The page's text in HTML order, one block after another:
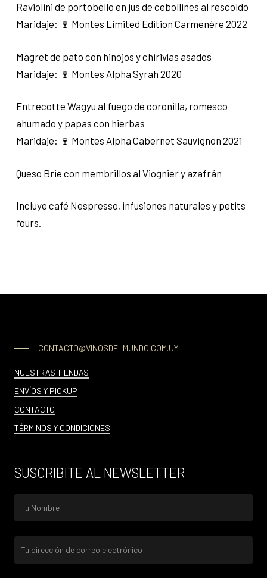
Raviolini de portobello en jus de cebollines al rescoldo
Maridaje: 🍷 Montes Limited Edition Carmenère 2022
Magret de pato con hinojos y chirivías asados
Maridaje: 🍷 Montes Alpha Syrah 2020
Entrecotte Wagyu al fuego de coronilla, romesco
ahumado y papas con hierbas
Maridaje: 🍷 Montes Alpha Cabernet Sauvignon 2021
Queso Brie con membrillos al Viognier y azafrán
Incluye café Nespresso, infusiones naturales y petits
fours.
CONTACTO@VINOSDELMUNDO.COM.UY
NUESTRAS TIENDAS
ENVÍOS Y PICKUP
CONTACTO
TÉRMINOS Y CONDICIONES
SUSCRIBITE AL NEWSLETTER